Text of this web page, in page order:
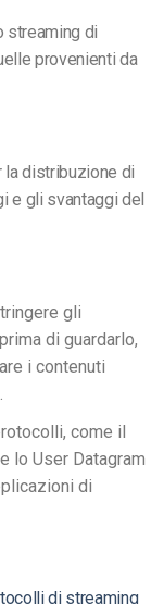
streaming di
provenienti da
la distribuzione di
e gli svantaggi del
gli
di guardarlo,
i contenuti
come il
lo User Datagram
di
di streaming